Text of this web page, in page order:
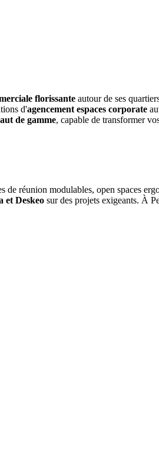
florissante autour de ses
d'agencement espaces corporate
de gamme, capable de transformer
réunion modulables, open spaces
et Deskeo sur des projets exigeants. À